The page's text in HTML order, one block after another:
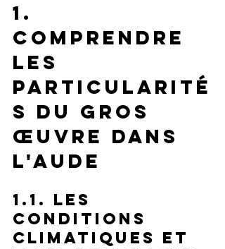
1.
Comprendre
les
particularité
s du gros
œuvre dans
l'Aude
1.1. Les
conditions
climatiques et